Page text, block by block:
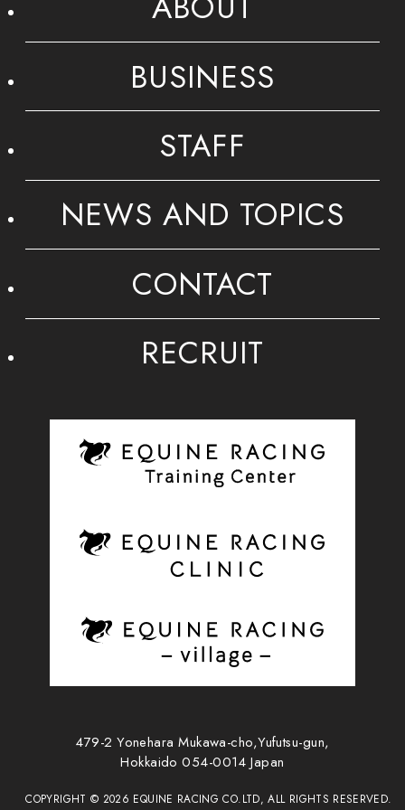
BUSINESS
STAFF
NEWS AND TOPICS
CONTACT
RECRUIT
479-2 Yonehara Mukawa-cho,Yufutsu-gun,
Hokkaido 054-0014 Japan
COPYRIGHT © 2026 EQUINE RACING CO.LTD, ALL RIGHTS RESERVED.